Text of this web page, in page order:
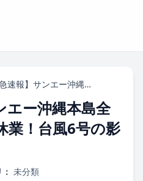
【緊急速報】サンエー沖縄本島全店、6月1日臨時休業！台風6号の影響と賢い備え
エー沖縄本島全
業！台風6号の影
未分類